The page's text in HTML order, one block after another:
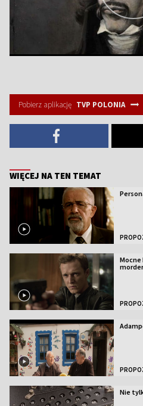
Pobierz aplikację TVP POLONIA
WIĘCEJ NA TEN TEMAT
Mocne
Nie